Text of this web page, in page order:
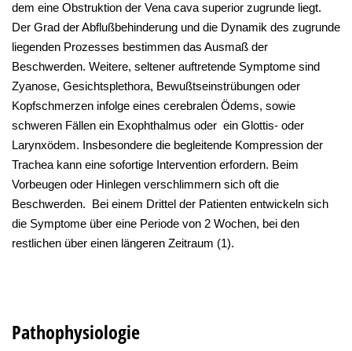
dem eine Obstruktion der Vena cava superior zugrunde liegt.
Der Grad der Abflußbehinderung und die Dynamik des zugrunde
liegenden Prozesses bestimmen das Ausmaß der
Beschwerden. Weitere, seltener auftretende Symptome sind
Zyanose, Gesichtsplethora, Bewußtseinstrübungen oder
Kopfschmerzen infolge eines cerebralen Ödems, sowie
schweren Fällen ein Exophthalmus oder ein Glottis- oder
Larynxödem. Insbesondere die begleitende Kompression der
Trachea kann eine sofortige Intervention erfordern. Beim
Vorbeugen oder Hinlegen verschlimmern sich oft die
Beschwerden. Bei einem Drittel der Patienten entwickeln sich
die Symptome über eine Periode von 2 Wochen, bei den
restlichen über einen längeren Zeitraum (1).
Pathophysiologie